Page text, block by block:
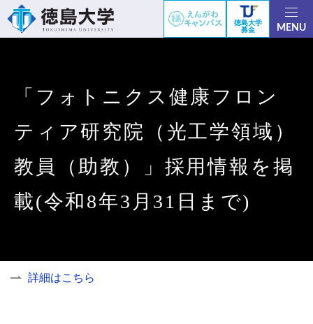
徳島大学
募金
MENU
「フォトニクス健康フロン
ティア研究院（光工学領域）
教員（助教）」採用情報を掲
載(令和8年3月31日まで)
詳細はこちら